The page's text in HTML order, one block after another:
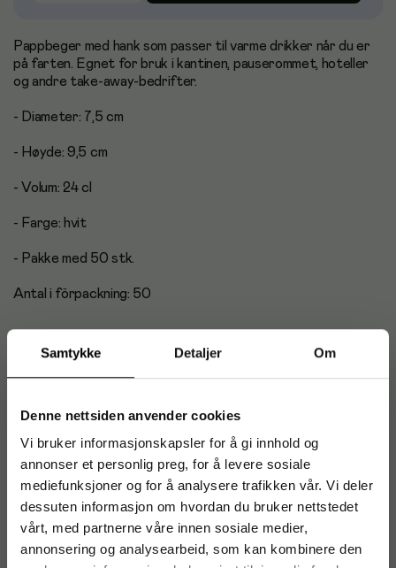
Samtykke Detaljer Om
Denne nettsiden anvender cookies
Vi bruker informasjonskapsler for å gi innhold og
annonser et personlig preg, for å levere sosiale
mediefunksjoner og for å analysere trafikken vår. Vi deler
dessuten informasjon om hvordan du bruker nettstedet
vårt, med partnerne våre innen sosiale medier,
annonsering og analysearbeid, som kan kombinere den
Pappbeger med hank som passer til varme drikker når du er
på farten. Egnet for bruk i kantinen, pauserommet, hoteller
og andre take-away-bedrifter.
- Diameter: 7,5 cm
- Høyde: 9,5 cm
- Volum: 24 cl
- Farge: hvit
- Pakke med 50 stk.
Antal i förpackning: 50
Produktdatablad
Artikkelnummer: 159906
Originalnummer: 8013
5703538280535